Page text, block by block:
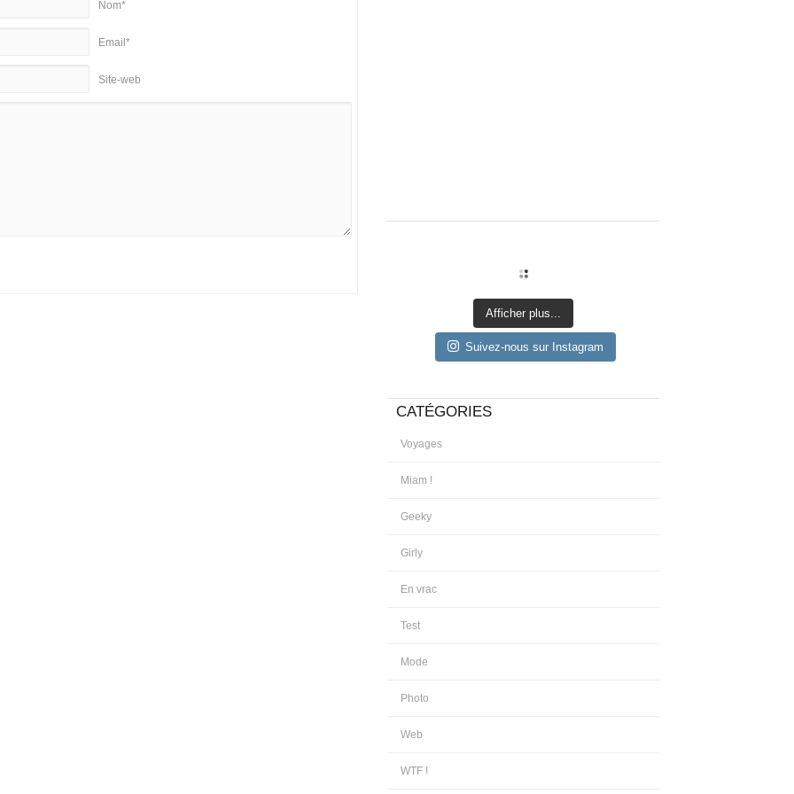
Nom*
Email*
Site-web
Afficher plus...
Suivez-nous sur Instagram
CATÉGORIES
Voyages
Miam !
Geeky
Girly
En vrac
Test
Mode
Photo
Web
WTF !